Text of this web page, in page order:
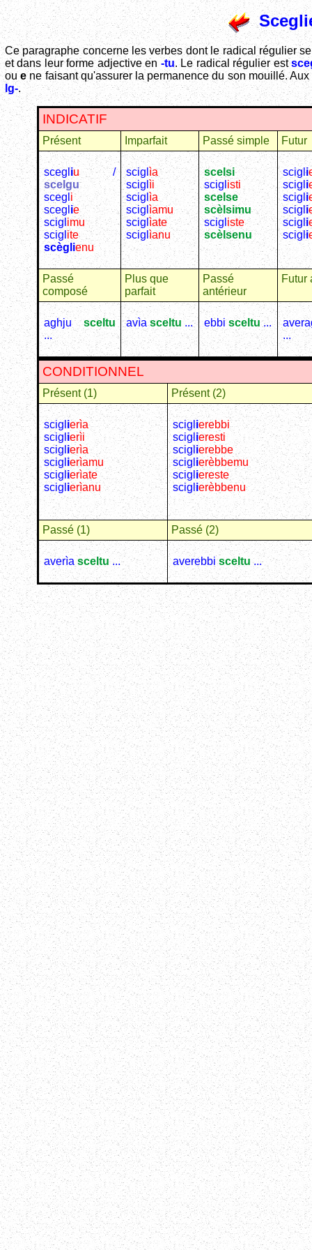
Ce paragraphe concerne les verbes dont le radical régulier
et dans leur forme adjective en -tu. Le radical régulier est
ou ene faisant qu'assurer la permanence du son mouillé.
lg-.
INDICATIF
Présent Imparfait Passé simple Futur
scegl iu/
scelgu
scegli
scegl ie
sciglimu
scigl ite
scèglienu
sciglìa
sciglìi
scigl ìa
scigl ìamu
sciglìate
sciglìanu
scelsi
scigl isti
scelse
scèlsimu
scigl iste
scèlsenu
scigli
scigl i
scigli
scigl i
scigli
scigli
Passé
composé
Plus que
parfait
Passé
antérieur
Futur
aghju sceltu
...
avìasceltu ... ebbi sceltu...
...
CONDITIONNEL
Présent (1) Présent (2)
scigl ierìa
sciglierìi
scigl ierìa
scigl ierìamu
sciglierìate
scigl ierìanu
sciglierebbi
scigl ieresti
sciglierebbe
scigl ierèbbemu
scigliereste
sciglierèbbenu
Passé (1) Passé (2)
averìa sceltu... averebbisceltu ...